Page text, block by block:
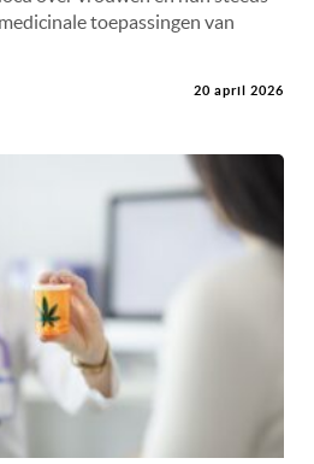
toepassingen van
20 april 2026